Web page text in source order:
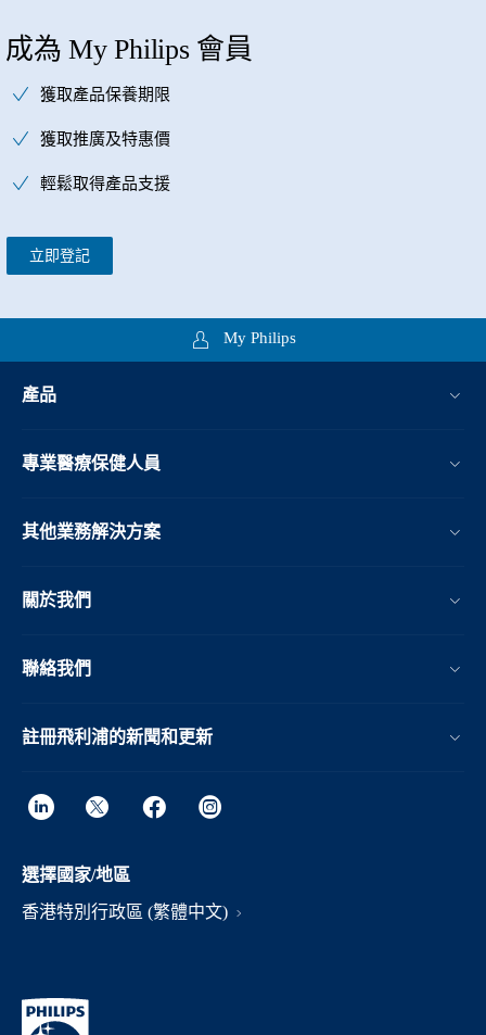
成為 My Philips 會員
獲取產品保養期限
獲取推廣及特惠價
輕鬆取得產品支援
立即登記
My Philips
產品
專業醫療保健人員
其他業務解決方案​
關於我們
聯絡我們
註冊飛利浦的新聞和更新
選擇國家/地區
香港特別行政區 (繁體中文)